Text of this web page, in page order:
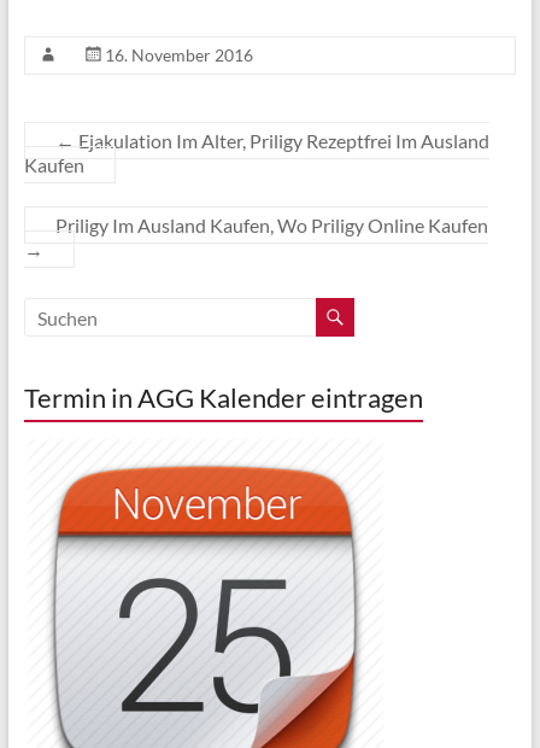
16. November 2016
← Ejakulation Im Alter, Priligy Rezeptfrei Im Ausland
Kaufen
Priligy Im Ausland Kaufen, Wo Priligy Online Kaufen
→
Termin in AGG Kalender eintragen